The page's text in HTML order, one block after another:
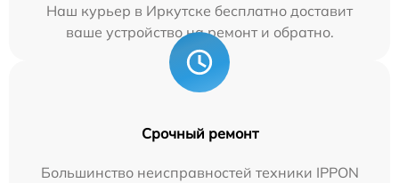
Наш курьер в Иркутске бесплатно доставит
ваше устройство на ремонт и обратно.
Срочный ремонт
Большинство неисправностей техники IPPON